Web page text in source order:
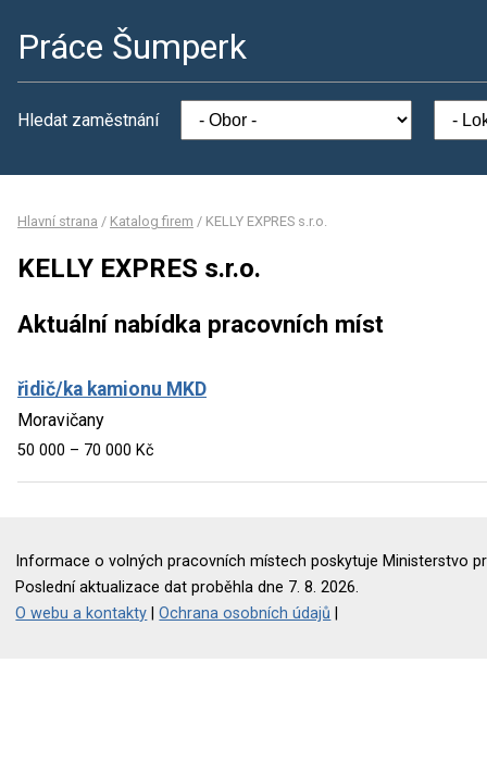
Práce Šumperk
Hledat zaměstnání
Hlavní strana / Katalog firem / KELLY EXPRES s.r.o.
KELLY EXPRES s.r.o.
Aktuální nabídka pracovních míst
řidič/ka kamionu MKD
Moravičany
50 000 – 70 000 Kč
Informace o volných pracovních místech poskytuje Ministerstvo
Poslední aktualizace dat proběhla dne 7. 8. 2026.
O webu a kontakty |Ochrana osobních údajů